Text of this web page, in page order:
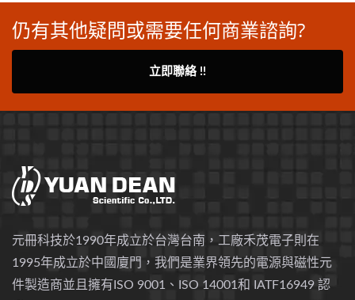
仍有其他疑問或需要任何商業諮詢?
立即聯絡 !!
元冊科技於1990年成立於台灣台南，工廠禾茂電子則在
1995年成立於中國廈門，我們是業界領先的電源與磁性元
件製造商並且擁有ISO 9001、ISO 14001和 IATF16949 認